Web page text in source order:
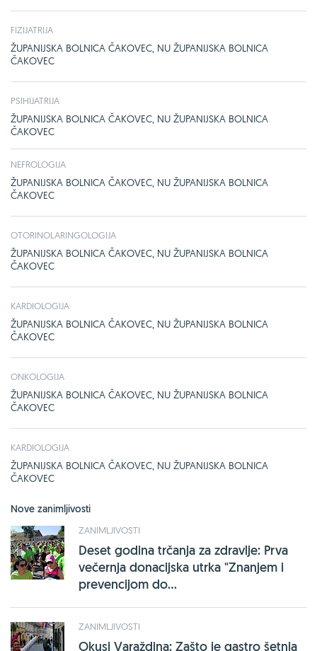
FIZIJATRIJA
ŽUPANIJSKA BOLNICA ČAKOVEC, NU ŽUPANIJSKA BOLNICA
ČAKOVEC
PSIHIJATRIJA
ŽUPANIJSKA BOLNICA ČAKOVEC, NU ŽUPANIJSKA BOLNICA
ČAKOVEC
NEFROLOGIJA
ŽUPANIJSKA BOLNICA ČAKOVEC, NU ŽUPANIJSKA BOLNICA
ČAKOVEC
OTORINOLARINGOLOGIJA
ŽUPANIJSKA BOLNICA ČAKOVEC, NU ŽUPANIJSKA BOLNICA
ČAKOVEC
KARDIOLOGIJA
ŽUPANIJSKA BOLNICA ČAKOVEC, NU ŽUPANIJSKA BOLNICA
ČAKOVEC
ONKOLOGIJA
ŽUPANIJSKA BOLNICA ČAKOVEC, NU ŽUPANIJSKA BOLNICA
ČAKOVEC
KARDIOLOGIJA
ŽUPANIJSKA BOLNICA ČAKOVEC, NU ŽUPANIJSKA BOLNICA
ČAKOVEC
Nove zanimljivosti
ZANIMLJIVOSTI
Deset godina trčanja za zdravlje: Prva
večernja donacijska utrka "Znanjem i
prevencijom do...
ZANIMLJIVOSTI
Okusi Varaždina: Zašto je gastro šetnja